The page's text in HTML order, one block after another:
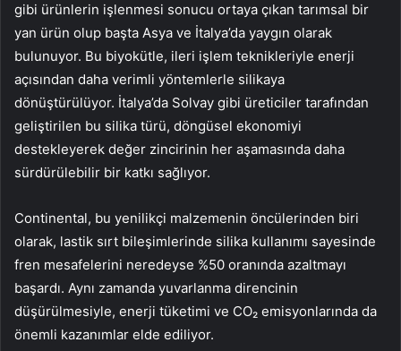
gibi ürünlerin işlenmesi sonucu ortaya çıkan tarımsal bir
yan ürün olup başta Asya ve İtalya’da yaygın olarak
bulunuyor. Bu biyokütle, ileri işlem teknikleriyle enerji
açısından daha verimli yöntemlerle silikaya
dönüştürülüyor. İtalya’da Solvay gibi üreticiler tarafından
geliştirilen bu silika türü, döngüsel ekonomiyi
destekleyerek değer zincirinin her aşamasında daha
sürdürülebilir bir katkı sağlıyor.
Continental, bu yenilikçi malzemenin öncülerinden biri
olarak, lastik sırt bileşimlerinde silika kullanımı sayesinde
fren mesafelerini neredeyse %50 oranında azaltmayı
başardı. Aynı zamanda yuvarlanma direncinin
düşürülmesiyle, enerji tüketimi ve CO₂ emisyonlarında da
önemli kazanımlar elde ediliyor.